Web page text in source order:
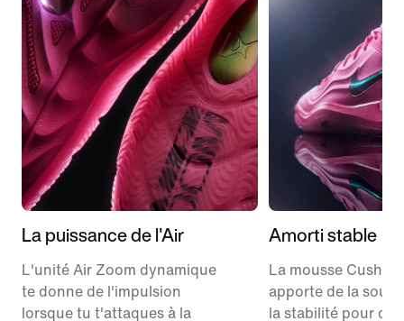
La puissance de l'Air
L'unité Air Zoom dynamique
te donne de l'impulsion
lorsque tu t'attaques à la
Amorti stable
La mousse
apporte de la
la stabilité pour